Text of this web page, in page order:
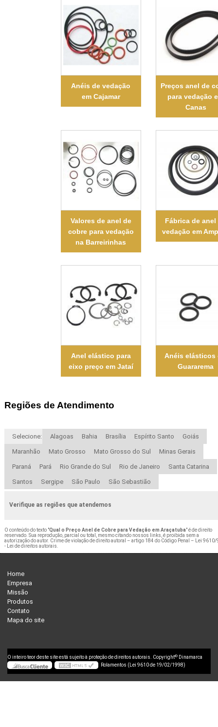
Anéis de vedação
em Cajamar
Preços anel de
para vedação
Canas
Valores de anel de
cobre para vedação
na Barreirinhas
Fábrica de anel
vedação em
Anel elástico para
eixo preço em Jataí
Anéis elásticos
Guararema
Regiões de Atendimento
Selecione: Alagoas Bahia Brasília Espírito Santo Goiás
Maranhão Mato Grosso Mato Grosso do Sul Minas Gerais
Paraná Pará Rio Grande do Sul Rio de Janeiro Santa Catarina
Santos Sergipe São Paulo São Sebastião
Verifique as regiões que atendemos
O conteúdo do texto "Qual o Preço Anel de Cobre para Vedação em Araçatuba" é de direito
reservado. Sua reprodução, parcial ou total, mesmo citando nossos links, é proibida sem a
autorização do autor. Crime de violação de direito autoral – artigo 184 do Código Penal – Lei 9610/
- Lei de direitos autorais.
Home
Empresa
Missão
Produtos
Contato
Mapa do site
O inteiro teor deste site está sujeito à proteção de direitos autorais. Copyright© Dinamarca
Rolamentos (Lei 9610 de 19/02/1998)